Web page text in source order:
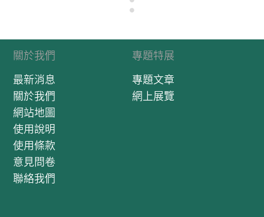
關於我們
最新消息
關於我們
網站地圖
使用說明
使用條款
意見問卷
聯絡我們
專題特展
專題文章
網上展覽